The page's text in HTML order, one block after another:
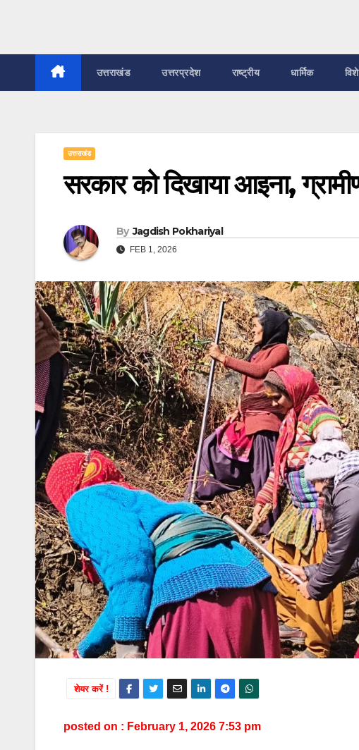
उत्तराखंड उत्तरप्रदेश राष्ट्रीय धार्मिक
उत्तराखंड
सरकार को दिखाया आइना,
By Jagdish Pokhariyal
FEB 1, 2026
शेयर करें !
posted on : February 1, 2026 7:53 pm